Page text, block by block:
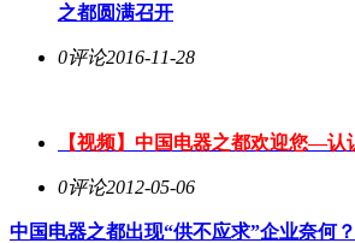
之都圆满召开
0评论2016-11-28
【视频】中国电器之都欢迎您―认
0评论2012-05-06
中国电器之都出现“供不应求”企业奈何？